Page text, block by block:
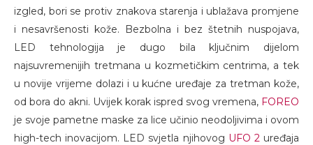
izgled, bori se protiv znakova starenja i ublažava promjene
i nesavršenosti kože. Bezbolna i bez štetnih nuspojava,
LED tehnologija je dugo bila ključnim dijelom
najsuvremenijih tretmana u kozmetičkim centrima, a tek
u novije vrijeme dolazi i u kućne uređaje za tretman kože,
od bora do akni. Uvijek korak ispred svog vremena, FOREO
je svoje pametne maske za lice učinio neodoljivima i ovom
high-tech inovacijom. LED svjetla njihovog UFO 2uređaja